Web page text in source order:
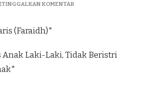
TINGGALKAN KOMENTAR
(Faraidh)*
Anak Laki-Laki, Tidak Beristri